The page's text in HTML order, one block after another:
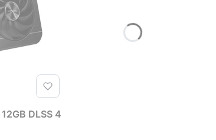
Karta graficzna Asus GeForce RTX 5070 OC PRIME 12GB DLSS 4